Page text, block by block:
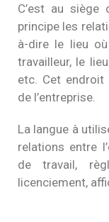
C’est au siège
principe les
à-dire le lieu
travailleur, le
etc. Cet
de l’entreprise.
La langue à
relations entre
de travail,
licenciement,